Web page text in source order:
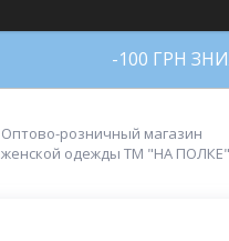
-100 ГРН
Оптово-розничный магазин
женской одежды ТМ "НА ПОЛКЕ"